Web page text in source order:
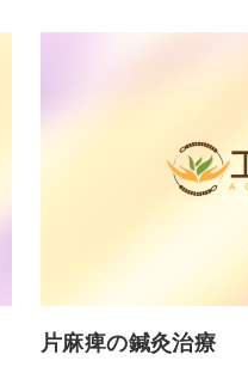
片麻痺の鍼灸治療